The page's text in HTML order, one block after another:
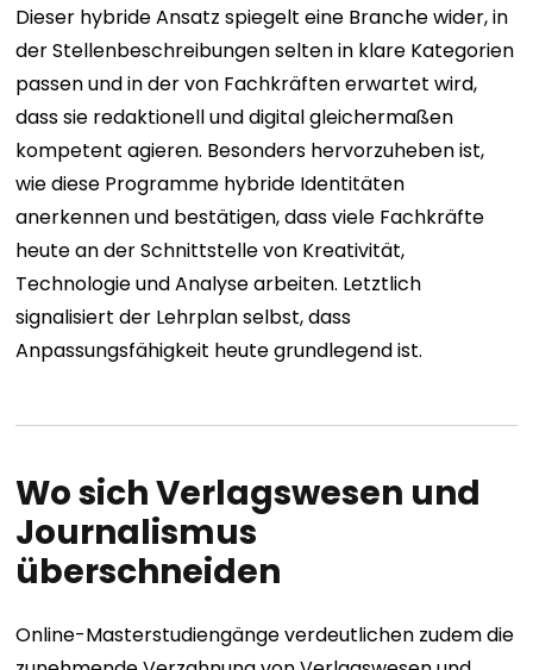
Dieser hybride Ansatz spiegelt eine Branche wider, in
der Stellenbeschreibungen selten in klare Kategorien
passen und in der von Fachkräften erwartet wird,
dass sie redaktionell und digital gleichermaßen
kompetent agieren. Besonders hervorzuheben ist,
wie diese Programme hybride Identitäten
anerkennen und bestätigen, dass viele Fachkräfte
heute an der Schnittstelle von Kreativität,
Technologie und Analyse arbeiten. Letztlich
signalisiert der Lehrplan selbst, dass
Anpassungsfähigkeit heute grundlegend ist.
Wo sich Verlagswesen und
Journalismus
überschneiden
Online-Masterstudiengänge verdeutlichen zudem die